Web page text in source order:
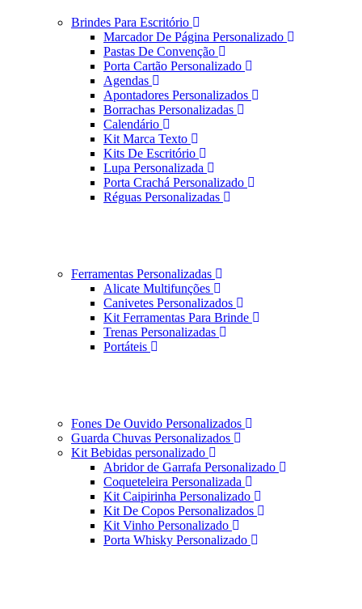
Brindes Para Escritório
Marcador De Página Personalizado
Pastas De Convenção
Porta Cartão Personalizado
Agendas
Apontadores Personalizados
Borrachas Personalizadas
Calendário
Kit Marca Texto
Kits De Escritório
Lupa Personalizada
Porta Crachá Personalizado
Réguas Personalizadas
Ferramentas Personalizadas
Alicate Multifunções
Canivetes Personalizados
Kit Ferramentas Para Brinde
Trenas Personalizadas
Portáteis
Fones De Ouvido Personalizados
Guarda Chuvas Personalizados
Kit Bebidas personalizado
Abridor de Garrafa Personalizado
Coqueteleira Personalizada
Kit Caipirinha Personalizado
Kit De Copos Personalizados
Kit Vinho Personalizado
Porta Whisky Personalizado